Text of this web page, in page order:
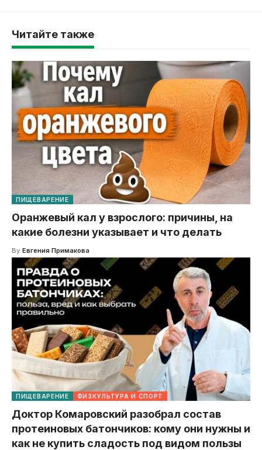
Читайте также
ПИЩЕВАРЕНИЕ
Оранжевый кал у взрослого: причины, на
какие болезни указывает и что делать
By Евгения Примакова
ПИЩЕВАРЕНИЕ ФИЗКУЛЬТУРА И СПОРТ
Доктор Комаровский разобрал состав
протеиновых батончиков: кому они нужны и
как не купить сладость под видом пользы